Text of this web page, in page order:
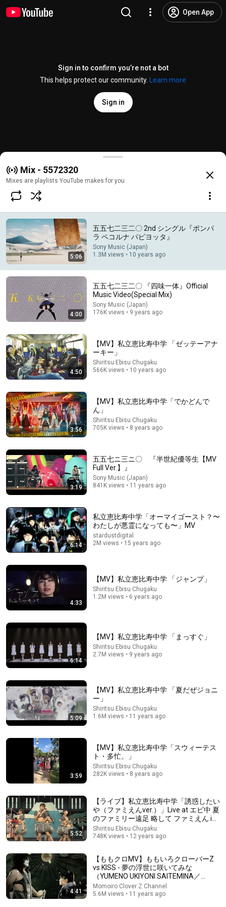
Open App
Sign in to confirm you’re not a bot
This helps protect our community.
Learn more
Sign in
五五七二三二〇 2nd シングル『ポンパラ ペコルナ パ
@sonymusicjapan 3.7K likes 1.3M views
Subscribe
Comments 269
Comment...
キュウソネコカミ - 「ギリ昭和 〜完全版〜」
【Official Music Video】
Victor Entertainment • 1.6M views
聖飢魔II／Next Is The Best!【うたスキ動画】
モモ子♪ •
五五七二三二〇 『四味一体』Official Music
Sony Music (Japan) 176K views
Yoko Takahashi performs "A Cruel Angel's Thesis" at
the 2026 Crunchyroll Anime Awards
Mix - 5572320
Mixes are playlists YouTube makes for you
5:06
五五七二三二〇 2nd シングル『ポンパ
ラ ペコルナ パピヨッタ』
Sony Music (Japan)
1.3M views • 10 years ago
4:00
五五七二三二〇 『四味一体』Official
Music Video(Special Mix)
Sony Music (Japan)
176K views • 9 years ago
4:50
【MV】私立恵比寿中学 「ゼッテーアナ
ーキー」
Shiritsu Ebisu Chugaku
566K views • 10 years ago
3:56
【MV】私立恵比寿中学「でかどんで
ん」
Shiritsu Ebisu Chugaku
705K views • 8 years ago
3:19
五五七ニ三ニ〇 『半世紀優等生【MV
Full Ver.】』
Sony Music (Japan)
841K views • 11 years ago
6:14
私立恵比寿中学「オーマイゴースト？〜
わたしが悪霊になっても〜」MV
stardustdigital
2M views • 15 years ago
4:33
【MV】私立恵比寿中学 「ジャンプ」
Shiritsu Ebisu Chugaku
1.2M views • 6 years ago
6:14
【MV】私立恵比寿中学 「まっすぐ」
Shiritsu Ebisu Chugaku
2.7M views • 9 years ago
5:09
【MV】私立恵比寿中学 「夏だぜジョニ
ー」
Shiritsu Ebisu Chugaku
1.6M views • 11 years ago
3:59
【MV】私立恵比寿中学「スウィーテス
ト・多忙。」
Shiritsu Ebisu Chugaku
282K views • 8 years ago
5:52
【ライブ】私立恵比寿中学「誘惑したい
や（ファミえんver.）」Live at エビ中 夏
のファミリー遠足 略して ファミえん in
河口湖 2013.7.28
Shiritsu Ebisu Chugaku
748K views • 12 years ago
4:41
【ももクロMV】ももいろクローバーZ
vs KISS - 夢の浮世に咲いてみな
（YUMENO UKIYONI SAITEMINA／
MOMOIRO CLOVER Z vs KISS）
Momoiro Clover Z Channel
5.6M views • 11 years ago